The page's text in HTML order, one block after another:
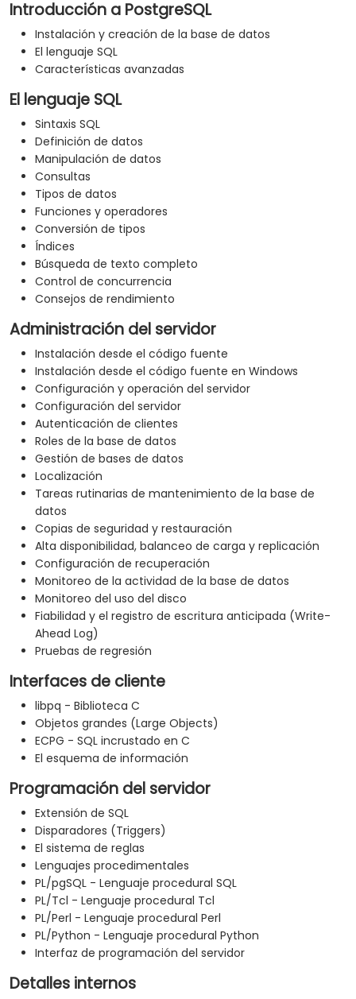
Introducción a PostgreSQL
Instalación y creación de la base de datos
El lenguaje SQL
Características avanzadas
El lenguaje SQL
Sintaxis SQL
Definición de datos
Manipulación de datos
Consultas
Tipos de datos
Funciones y operadores
Conversión de tipos
Índices
Búsqueda de texto completo
Control de concurrencia
Consejos de rendimiento
Administración del servidor
Instalación desde el código fuente
Instalación desde el código fuente en Windows
Configuración y operación del servidor
Configuración del servidor
Autenticación de clientes
Roles de la base de datos
Gestión de bases de datos
Localización
Tareas rutinarias de mantenimiento de la base de
datos
Copias de seguridad y restauración
Alta disponibilidad, balanceo de carga y replicación
Configuración de recuperación
Monitoreo de la actividad de la base de datos
Monitoreo del uso del disco
Fiabilidad y el registro de escritura anticipada (Write-
Ahead Log)
Pruebas de regresión
Interfaces de cliente
libpq - Biblioteca C
Objetos grandes (Large Objects)
ECPG - SQL incrustado en C
El esquema de información
Programación del servidor
Extensión de SQL
Disparadores (Triggers)
El sistema de reglas
Lenguajes procedimentales
PL/pgSQL - Lenguaje procedural SQL
PL/Tcl - Lenguaje procedural Tcl
PL/Perl - Lenguaje procedural Perl
PL/Python - Lenguaje procedural Python
Interfaz de programación del servidor
Detalles internos